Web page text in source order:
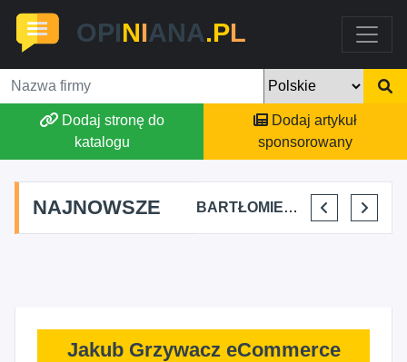
OPINIANA.PL
Dodaj stronę do
katalogu
Dodaj artykuł
sponsorowany
NAJNOWSZE
FJK-IT FILIP SZYMAŃSKI BARTŁOMIEJ DYLIK CLOUDY AFFAIRS INTERNATIONAL KRYSTIAN PISULA
Jakub Grzywacz eCommerce